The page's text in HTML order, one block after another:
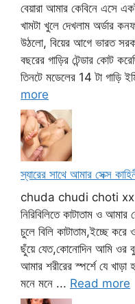
বেয়ারা আমার কেবিনে এসে
খামটা খুলে দেখলাম অর্ডার
উঠলো, বিয়ের আগে ভারত
বছরের গাড়ির টেন্ডার কোট
তিনটে মডেলের 14 টা গাড়ি
more
স্যারের সাথে আমার সেক্স
chuda chudi choti xxx
নিরিবিলিতে কাটাতাম ও
চুলে বিলি কাটাতাম,ইচ্ছে
ছুঁয়ে যেত,কোনোদিন আমি ওর
আমার শরীরের স্পর্শে যে খাড়া
মনে মনে ... Read more